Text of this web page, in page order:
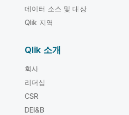
데이터 소스 및 대상
Qlik 지역
Qlik 소개
회사
리더십
CSR
DEI&B